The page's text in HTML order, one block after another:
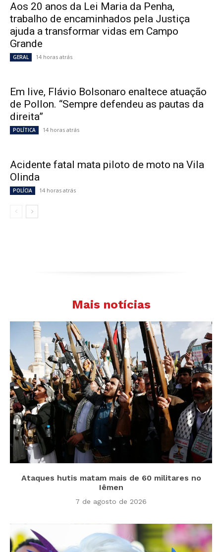
Aos 20 anos da Lei Maria da Penha,
trabalho de encaminhados pela Justiça
ajuda a transformar vidas em Campo
Grande
GERAL 14 horas atrás
Em live, Flávio Bolsonaro enaltece atuação
de Pollon. “Sempre defendeu as pautas da
direita”
POLÍTICA 14 horas atrás
Acidente fatal mata piloto de moto na Vila
Olinda
POLÍCIA 14 horas atrás
Mais notícias
Ataques hutis matam mais de 60 militares no
Iêmen
7 de agosto de 2026